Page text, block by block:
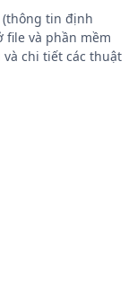
tin định
và phần mềm
chi tiết các thuật